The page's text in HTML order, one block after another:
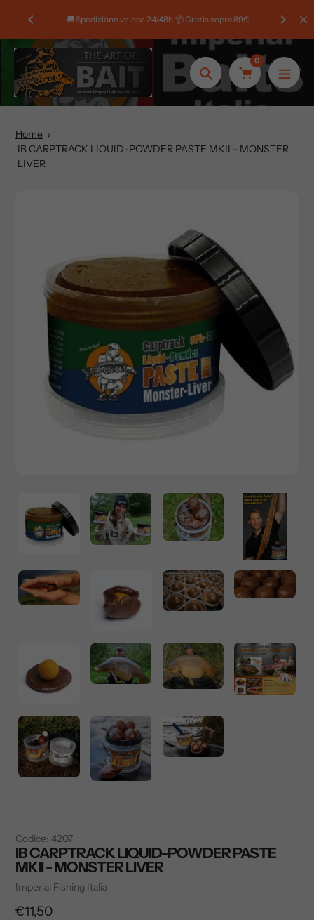
contenuto
🚚 Spedizione veloce 24/48h 📦 Gratis sopra 89€
Ricerca
0
Home
IB CARPTRACK LIQUID-POWDER PASTE MKII - MONSTER
LIVER
Codice: 4207
IB CARPTRACK LIQUID-POWDER PASTE
MKII - MONSTER LIVER
Venditore
Imperial Fishing Italia
Prezzo
€11,50